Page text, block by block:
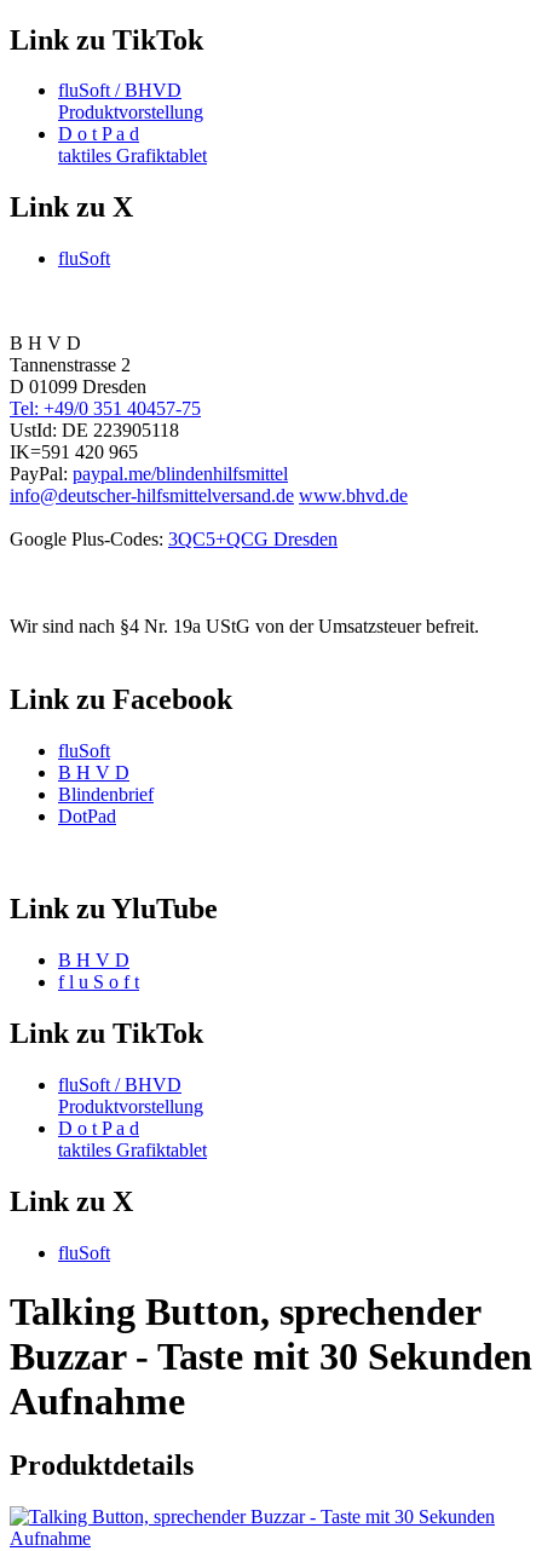
Link zu TikTok
fluSoft / BHVD
Produktvorstellung
D o t P a d
taktiles Grafiktablet
Link zu X
fluSoft
B H V D
Tannenstrasse 2
D 01099 Dresden
Tel: +49/0 351 40457-75
UstId: DE 223905118
IK=591 420 965
PayPal: paypal.me/blindenhilfsmittel
info@deutscher-hilfsmittelversand.de www.bhvd.de
Google Plus-Codes: 3QC5+QCG Dresden
Wir sind nach §4 Nr. 19a UStG von der Umsatzsteuer befreit.
Link zu Facebook
fluSoft
B H V D
Blindenbrief
DotPad
Link zu YluTube
B H V D
f l u S o f t
Link zu TikTok
fluSoft / BHVD
Produktvorstellung
D o t P a d
taktiles Grafiktablet
Link zu X
fluSoft
Talking Button, sprechender
Buzzar - Taste mit 30 Sekunden
Aufnahme
Produktdetails